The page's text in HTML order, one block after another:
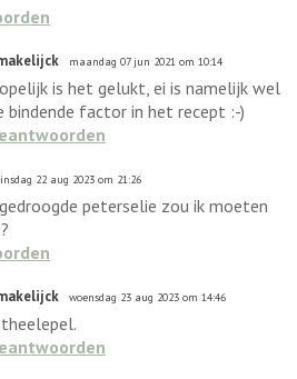
maandag 07 jun 2021 om 10:14
is het gelukt, ei is namelijk wel
bindende factor in het recept :-)
22 aug 2023 om 21:26
peterselie zou ik moeten
woensdag 23 aug 2023 om 14:46